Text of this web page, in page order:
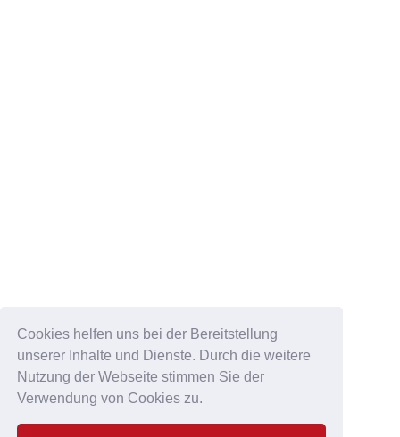
Cookies helfen uns bei der Bereitstellung
unserer Inhalte und Dienste. Durch die weitere
Nutzung der Webseite stimmen Sie der
Verwendung von Cookies zu.
DATENSCHUTZ & IMPRESSUM